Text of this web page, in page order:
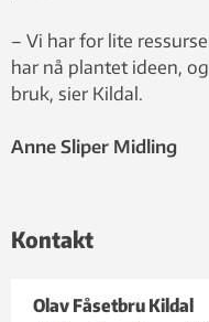
– Vi har for lite
har nå plantet ideen,
bruk, sier Kildal.
Anne Sliper Midling
Kontakt
Olav Fåsetbru Kildal